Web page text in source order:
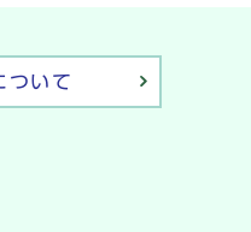
ついて